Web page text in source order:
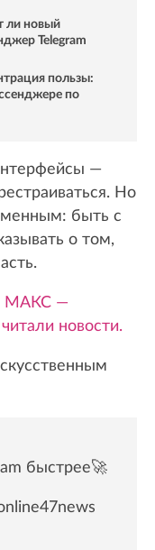
ли новый
Telegram
пользы:
по
—
Но
быть с
о том,
МАКС —
новости.
быстрее🚀